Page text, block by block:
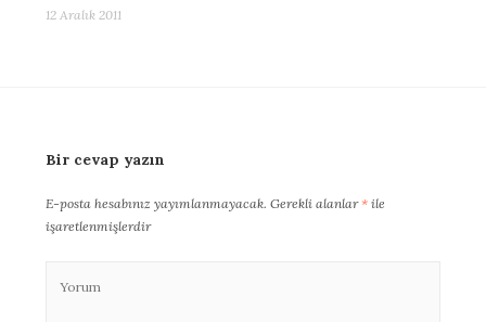
12 Aralık 2011
Bir cevap yazın
E-posta hesabınız yayımlanmayacak. Gerekli alanlar* ile
işaretlenmişlerdir